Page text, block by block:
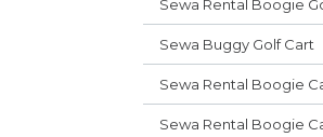
Sewa Rental Boogie
Sewa Buggy Golf Cart
Sewa Rental Boogie
Sewa Rental Boogie